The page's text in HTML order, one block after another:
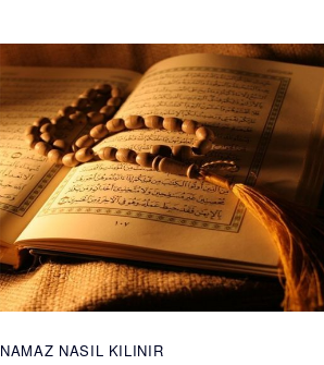
NAMAZ NASIL KILINIR